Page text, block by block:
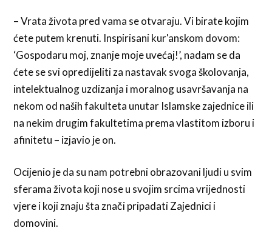
– Vrata života pred vama se otvaraju. Vi birate kojim
ćete putem krenuti. Inspirisani kur'anskom dovom:
‘Gospodaru moj, znanje moje uvećaj!’, nadam se da
ćete se svi opredijeliti za nastavak svoga školovanja,
intelektualnog uzdizanja i moralnog usavršavanja na
nekom od naših fakulteta unutar Islamske zajednice ili
na nekim drugim fakultetima prema vlastitom izboru i
afinitetu – izjavio je on.
Ocijenio je da su nam potrebni obrazovani ljudi u svim
sferama života koji nose u svojim srcima vrijednosti
vjere i koji znaju šta znači pripadati Zajednici i
domovini.